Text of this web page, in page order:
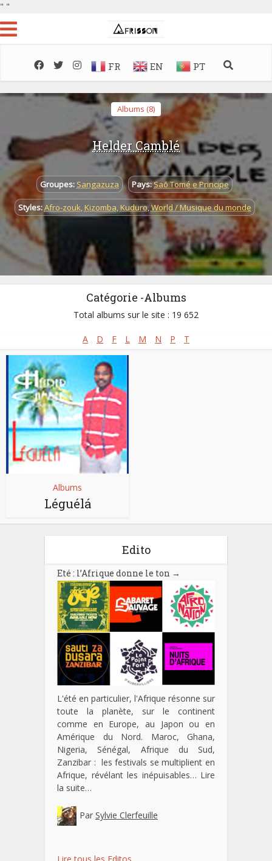
" "
FR EN PT
Albums (8)
Helder Camblé
Groupes: Sangazuza Pays:Saõ Tomé e Principe
Styles:Afro-zouk,Kizomba, Kuduro,World / Musique du monde
Catégorie -Albums
Total albums sur le site : 19 652
A D F L M N P T
Albums
Léguélá
Edito
Eté : l’Afrique donne le ton →
L'été en particulier, l'Afrique résonne sur
toute la planète, sur le continent
comme en Europe, au Japon ou en
Amérique du Nord. Maroc, Ghana,
Nigeria, Sénégal, Afrique du Sud,
Zanzibar : les festivals se multiplient en
Afrique, révélant les inépuisables… Lire
la suite…
Par Sylvie Clerfeuille